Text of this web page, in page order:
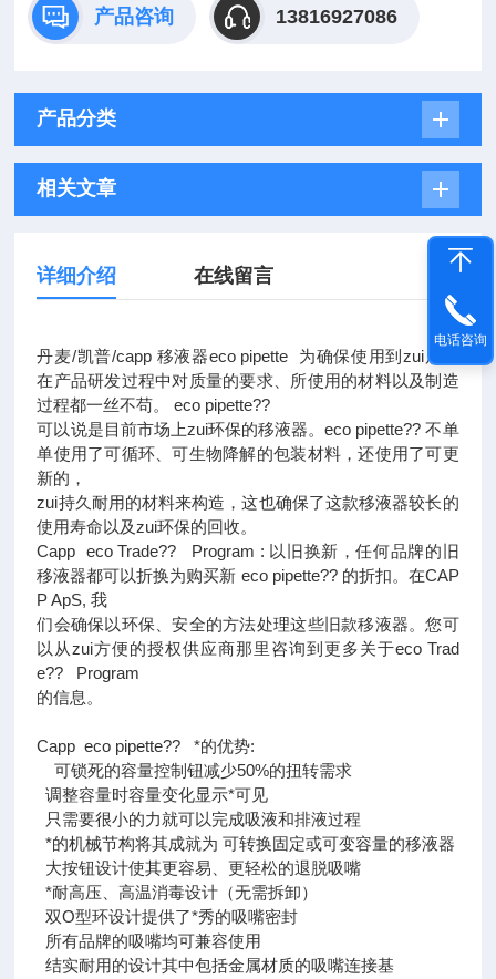
产品咨询 13816927086
产品分类
相关文章
详细介绍 在线留言
丹麦/凯普/capp 移液器eco pipette 为确保使用到zui后，
在产品研发过程中对质量的要求、所使用的材料以及制造
过程都一丝不苟。 eco pipette??
可以说是目前市场上zui环保的移液器。eco pipette?? 不单
单使用了可循环、可生物降解的包装材料，还使用了可更
新的，
zui持久耐用的材料来构造，这也确保了这款移液器较长的
使用寿命以及zui环保的回收。
Capp eco Trade?? Program : 以旧换新，任何品牌的旧
移液器都可以折换为购买新 eco pipette?? 的折扣。在CAP
P ApS, 我
们会确保以环保、安全的方法处理这些旧款移液器。您可
以从zui方便的授权供应商那里咨询到更多关于eco Trad
e?? Program
的信息。
Capp eco pipette?? *的优势:
可锁死的容量控制钮减少50%的扭转需求
调整容量时容量变化显示*可见
只需要很小的力就可以完成吸液和排液过程
*的机械节构将其成就为 可转换固定或可变容量的移液器
大按钮设计使其更容易、更轻松的退脱吸嘴
*耐高压、高温消毒设计（无需拆卸）
双O型环设计提供了*秀的吸嘴密封
所有品牌的吸嘴均可兼容使用
结实耐用的设计其中包括金属材质的吸嘴连接基
电话咨询